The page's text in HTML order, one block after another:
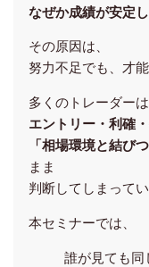
なぜか成績が安定
その原因は、
努力不足でも、才
多くのトレーダーは
エントリー・利確
「相場環境と結び
まま
判断してしまってい
本セミナーでは、
誰が見ても同